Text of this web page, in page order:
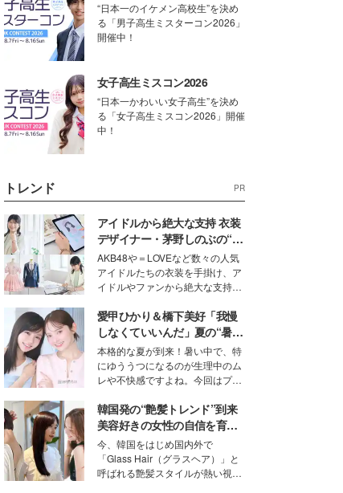
“日本一のイケメン高校生”を決め
る「男子高生ミスターコン2026」
開催中！
女子高生ミスコン2026
“日本一かわいい女子高生”を決め
る「女子高生ミスコン2026」開催
中！
トレンド PR
アイドルから絶大な支持 衣装
デザイナー・茅野しのぶの“可
愛い”を作る美学＜「シチズン
クロスシー」インタビュー＞
AKB48や＝LOVEなど数々の人気
アイドルたちの衣装を手掛け、ア
イドルやファンから絶大な支持を
取締役兼クリエイティブディレク
ター・茅野しのぶ。一人ひとりの
個性に寄り添い、魅力を引き出す
衣装作りは、多くの女性たちに勇
気と自信を与え続けている。
愛甲ひかり＆橋下美好「我慢
しなくていいんだ」夏の“暑さ
対策”の新しい選択肢とは？
本格的な夏が到来！暑い中で、特
にゆううつになるのが生理中のム
レや不快感ですよね。今回はプラ
モデル・愛甲ひかりさんと橋下美
好さんを迎えて本音で女子会トー
ク。猛暑のお出かけを快適に過ご
すヒントや、2人が感動した夏の
生理の新常識にも迫りました。
韓国発の“艶髪トレンド”到来
美容好きの女性の自信を育む
「ヘアケア事情」って？
今、韓国をはじめ国内外で
「Glass Hair（グラスヘア）」と
呼ばれる艶髪スタイルが熱い視線